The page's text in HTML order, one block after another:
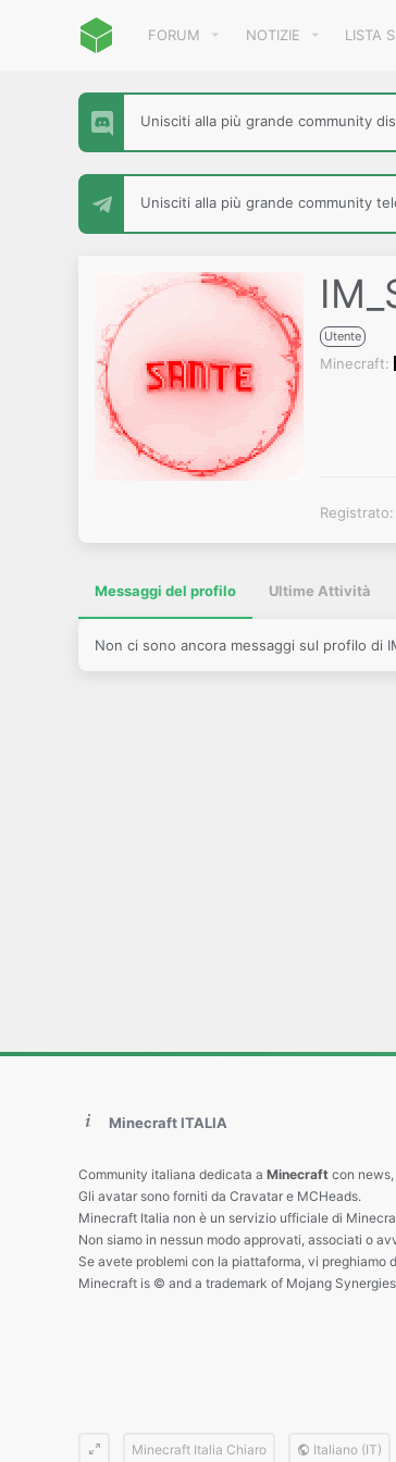
FORUM NOTIZIE LISTA
Unisciti alla più grande community
Unisciti alla più grande community
Utente
Minecraft
Registrato
Messaggi del profilo Ultime Attività
Non ci sono ancora messaggi sul profilo di
Minecraft ITALIA
Community italiana dedicata a Minecraft con
Gli avatar sono forniti da Cravatar e MCHeads.
Minecraft Italia non è un servizio ufficiale di
Non siamo in nessun modo approvati, associati o
Se avete problemi con la piattaforma, vi
Minecraft is © and a trademark of Mojang
Minecraft Italia Chiaro Italiano (IT)